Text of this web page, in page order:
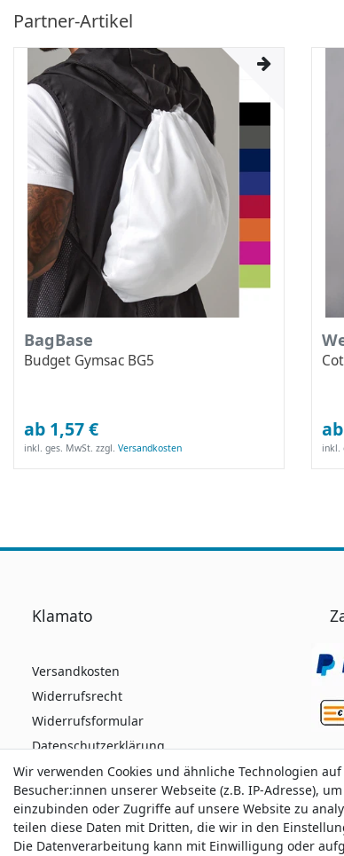
Partner-Artikel
BagBase
Budget Gymsac BG5
ab 1,57 €
inkl. ges. MwSt. zzgl.Versandkosten inkl.
Klamato
Versandkosten
Widerrufsrecht
Widerrufsformular
Datenschutzerklärung
AGB
Impressum
Durchschnittliche Bewertung von
Wir verwenden Cookies und ähnliche Technologien
Besucher:innen unserer Webseite (z.B. IP-Adresse),
einzubinden oder Zugriffe auf unsere Website zu
teilen diese Daten mit Dritten, die wir in den
Die Datenverarbeitung kann mit Einwilligung oder
Wir verwenden Cookies und ähnliche Technologien
Besucher:innen unserer Webseite (z.B. IP-Adresse),
einzubinden oder Zugriffe auf unsere Website zu
teilen diese Daten mit Dritten, die wir in den
Die Datenverarbeitung kann mit Einwilligung oder